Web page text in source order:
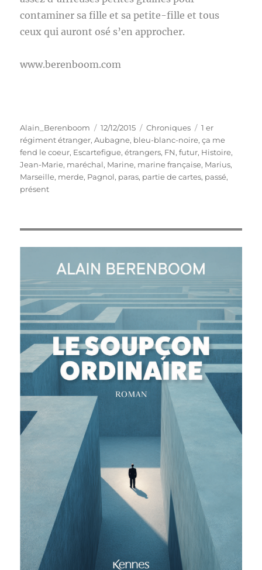
contaminer sa fille et sa petite-fille et tous
ceux qui auront osé s’en approcher.
www.berenboom.com
Auteur
Alain_Berenboom
Publié
le
12/12/2015 Catégories
Chroniques Étiquettes
1 er
régiment étranger,Aubagne, bleu-blanc-noire,ça me
fend le coeur, Escartefigue,étrangers, FN,futur, Histoire,
Jean-Marie, maréchal, Marine, marine française, Marius,
Marseille, merde, Pagnol, paras, partie de cartes, passé,
présent